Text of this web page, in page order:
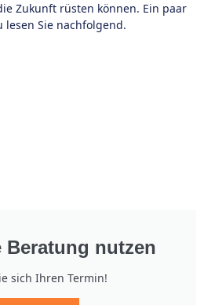
Zukunft rüsten können. Ein paar
Sie nachfolgend.
Beratung nutzen
sich Ihren Termin!